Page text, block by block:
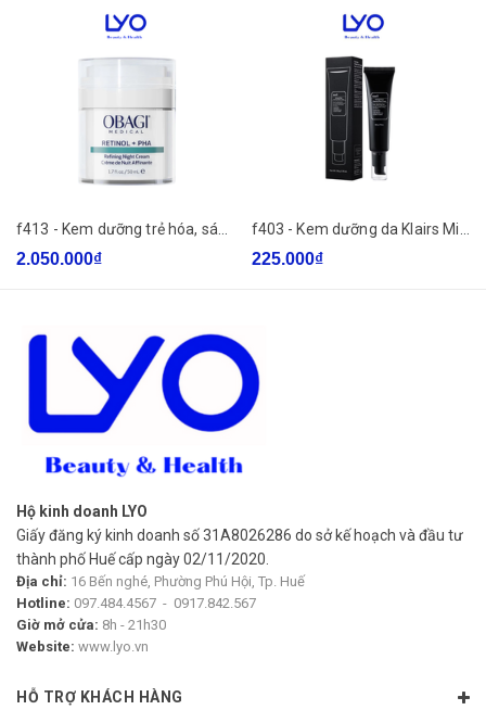
2.050.000₫ 225.000₫
Hộ kinh doanh LYO
Giấy đăng ký kinh doanh số 31A8026286 do sở kế hoạch và đầu tư
thành phố Huế cấp ngày 02/11/2020.
Địa chỉ: 16 Bến nghé, Phường Phú Hội, Tp. Huế
Hotline: 097.484.4567 - 0917.842.567
Giờ mở cửa: 8h - 21h30
Website: www.lyo.vn
HỖ TRỢ KHÁCH HÀNG